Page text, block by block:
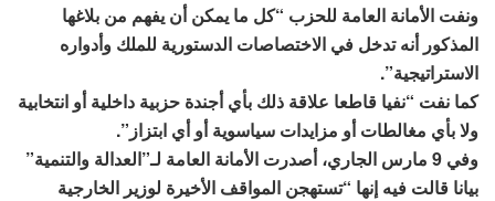
ونفت الأمانة العامة للحزب “كل ما يمكن أن يفهم من بلاغها
المذكور أنه تدخل في الاختصاصات الدستورية للملك وأدواره
الاستراتيجية”.
كما نفت “نفيا قاطعا علاقة ذلك بأي أجندة حزبية داخلية أو انتخابية
ولا بأي مغالطات أو مزايدات سياسوية أو أي ابتزاز”.
وفي 9 مارس الجاري، أصدرت الأمانة العامة لـ”العدالة والتنمية”
بيانا قالت فيه إنها “تستهجن المواقف الأخيرة لوزير الخارجية